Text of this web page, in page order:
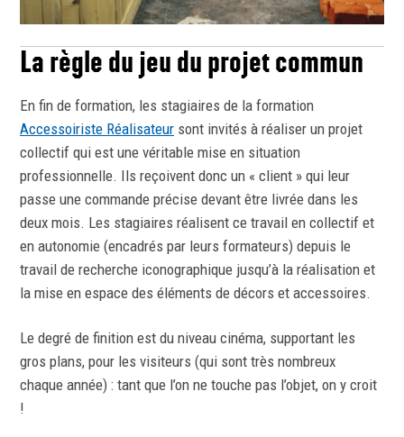
La règle du jeu du projet commun
En fin de formation, les stagiaires de la formation
Accessoiriste Réalisateur sont invités à réaliser un projet
collectif qui est une véritable mise en situation
professionnelle. Ils reçoivent donc un « client » qui leur
passe une commande précise devant être livrée dans les
deux mois. Les stagiaires réalisent ce travail en collectif et
en autonomie (encadrés par leurs formateurs) depuis le
travail de recherche iconographique jusqu’à la réalisation et
la mise en espace des éléments de décors et accessoires.
Le degré de finition est du niveau cinéma, supportant les
gros plans, pour les visiteurs (qui sont très nombreux
chaque année) : tant que l’on ne touche pas l’objet, on y croit
!